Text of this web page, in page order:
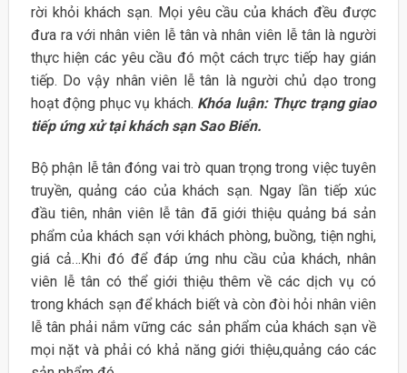
rời khỏi khách sạn. Mọi yêu cầu của khách đều được
đưa ra với nhân viên lễ tân và nhân viên lễ tân là người
thực hiện các yêu cầu đó một cách trực tiếp hay gián
tiếp. Do vậy nhân viên lễ tân là người chủ dạo trong
hoạt động phục vụ khách. Khóa luận: Thực trạng giao
tiếp ứng xử tại khách sạn Sao Biển.
Bộ phận lễ tân đóng vai trò quan trọng trong việc tuyên
truyền, quảng cáo của khách sạn. Ngay lần tiếp xúc
đầu tiên, nhân viên lễ tân đã giới thiệu quảng bá sản
phẩm của khách sạn với khách phòng, buồng, tiện nghi,
giá cả…Khi đó để đáp ứng nhu cầu của khách, nhân
viên lễ tân có thể giới thiệu thêm về các dịch vụ có
trong khách sạn để khách biết và còn đòi hỏi nhân viên
lễ tân phải nắm vững các sản phẩm của khách sạn về
mọi nặt và phải có khả năng giới thiệu,quảng cáo các